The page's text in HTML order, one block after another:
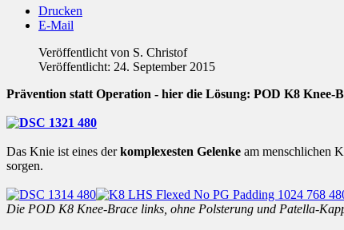
Drucken
E-Mail
Veröffentlicht von S. Christof
Veröffentlicht: 24. September 2015
Prävention statt Operation - hier die Lösung: POD K8 Knee-
Das Knie ist eines derkomplexesten Gelenke am menschlichen
sorgen.
Die POD K8 Knee-Brace links, ohne Polsterung und Patella-